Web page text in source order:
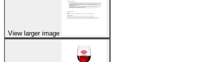
View larger image